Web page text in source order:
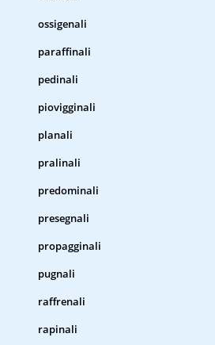
ossigenali
paraffinali
pedinali
piovigginali
planali
pralinali
predominali
presegnali
propagginali
pugnali
raffrenali
rapinali